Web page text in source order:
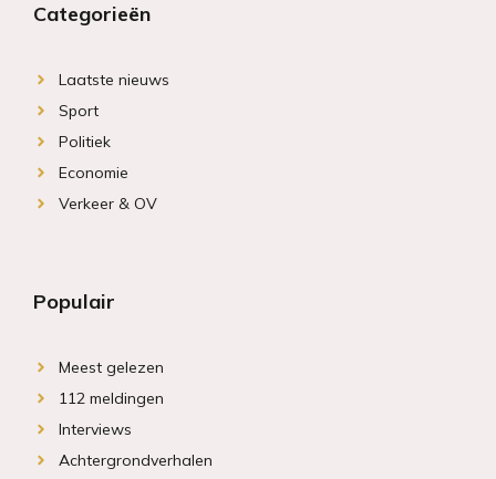
Categorieën
Laatste nieuws
Sport
Politiek
Economie
Verkeer & OV
Populair
Meest gelezen
112 meldingen
Interviews
Achtergrondverhalen